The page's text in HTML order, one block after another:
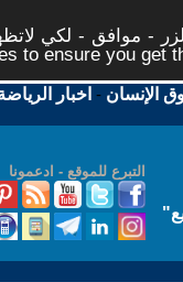
- موافق - لكي
to ensure you get
الإنسان - اخبار
التبرع للموقع - ادعمونا
"